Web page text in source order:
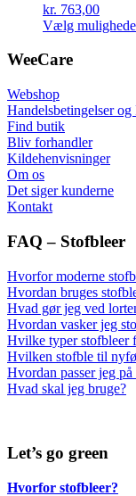
kr. 763,00
Vælg
WeeCare
Webshop
Handelsbetingelser
Find butik
Bliv forhandler
Kildehenvisninger
Om os
Det siger kunderne
Kontakt
FAQ – Stofbleer
Hvorfor moderne
Hvordan bruges
Hvad gør jeg ved
Hvordan vasker jeg
Hvilke typer stofbleer
Hvilken stofble til
Hvordan passer jeg på
Hvad skal jeg bruge?
Let’s go green
Hvorfor stofbleer?